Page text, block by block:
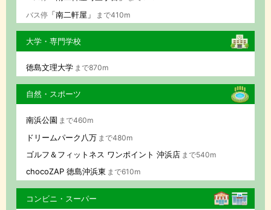
バス停「南二軒屋」 まで410m
大学・専門学校
徳島文理大学 まで870m
自然・スポーツ
南浜公園 まで460m
ドリームパーク八万 まで480m
ゴルフ＆フィットネス ワンポイント 沖浜店 まで540m
chocoZAP 徳島沖浜東 まで610m
コンビニ・スーパー